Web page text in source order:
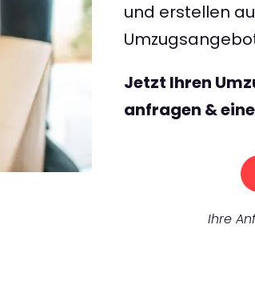
und erstellen
Jetzt Ihren
anfragen &
Ihre